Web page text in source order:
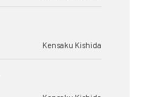
Kensaku Kishida